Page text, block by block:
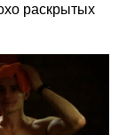
раскрытых